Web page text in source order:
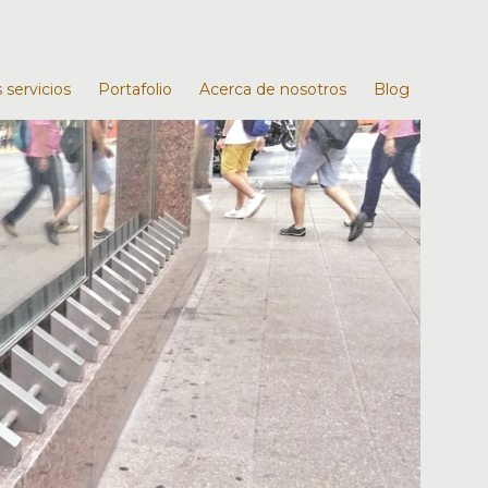
Portafolio Acerca de nosotros Blog